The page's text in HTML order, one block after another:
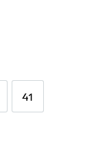
41
41